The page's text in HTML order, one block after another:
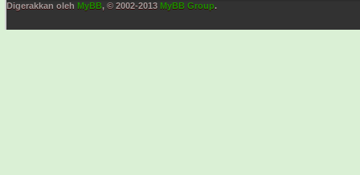
Digerakkan oleh MyBB, © 2002-2013 MyBB Group.